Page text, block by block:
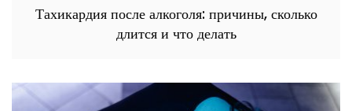
Тахикардия после алкоголя: причины, сколько
длится и что делать